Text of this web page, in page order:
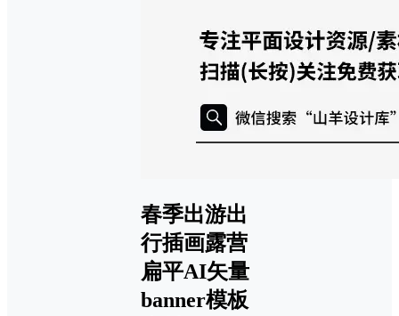
春季出游出
行插画露营
扁平AI矢量
banner模板